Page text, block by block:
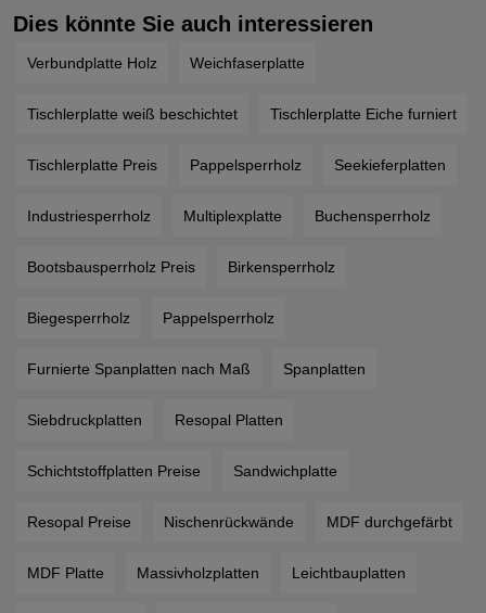
Dies könnte Sie auch interessieren
Verbundplatte Holz Weichfaserplatte
Tischlerplatte weiß beschichtet Tischlerplatte Eiche furniert
Tischlerplatte Preis Pappelsperrholz Seekieferplatten
Industriesperrholz Multiplexplatte Buchensperrholz
Bootsbausperrholz Preis Birkensperrholz
Biegesperrholz Pappelsperrholz
Furnierte Spanplatten nach Maß Spanplatten
Siebdruckplatten Resopal Platten
Schichtstoffplatten Preise Sandwichplatte
Resopal Preise Nischenrückwände MDF durchgefärbt
MDF Platte Massivholzplatten Leichtbauplatten